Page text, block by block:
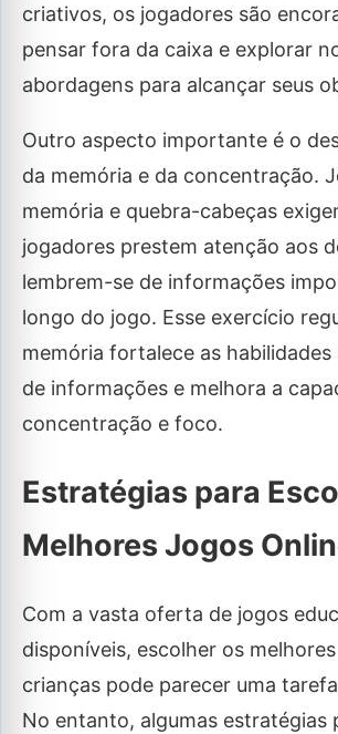
criativos, os jogadores são
pensar fora da caixa e explorar
abordagens para alcançar seus
Outro aspecto importante é o
da memória e da concentração.
memória e quebra-cabeças
jogadores prestem atenção aos
lembrem-se de informações
longo do jogo. Esse exercício
memória fortalece as
de informações e melhora a
concentração e foco.
Estratégias para
Melhores Jogos
Com a vasta oferta de jogos
disponíveis, escolher os
crianças pode parecer uma
No entanto, algumas estratégias